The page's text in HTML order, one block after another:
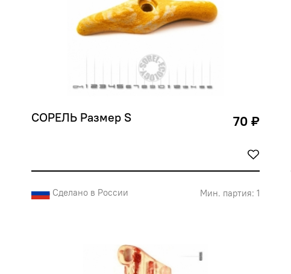
СОРЕЛЬ Размер S 70 ₽
Сделано в России Мин. партия: 1